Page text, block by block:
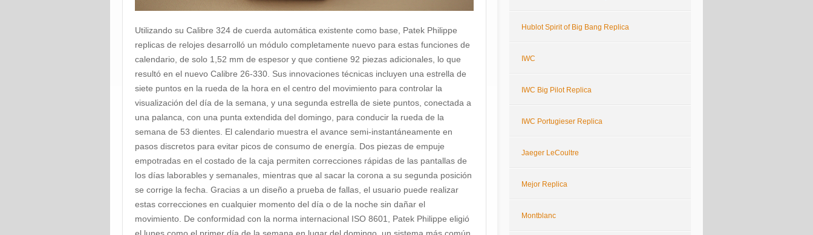
Utilizando su Calibre 324 de cuerda automática existente como base, Patek Philippe
replicas de relojes desarrolló un módulo completamente nuevo para estas funciones de
calendario, de solo 1,52 mm de espesor y que contiene 92 piezas adicionales, lo que
resultó en el nuevo Calibre 26-330. Sus innovaciones técnicas incluyen una estrella de
siete puntos en la rueda de la hora en el centro del movimiento para controlar la
visualización del día de la semana, y una segunda estrella de siete puntos, conectada a
una palanca, con una punta extendida del domingo, para conducir la rueda de la
semana de 53 dientes. El calendario muestra el avance semi-instantáneamente en
pasos discretos para evitar picos de consumo de energía. Dos piezas de empuje
empotradas en el costado de la caja permiten correcciones rápidas de las pantallas de
los días laborables y semanales, mientras que al sacar la corona a su segunda posición
se corrige la fecha. Gracias a un diseño a prueba de fallas, el usuario puede realizar
estas correcciones en cualquier momento del día o de la noche sin dañar el
movimiento. De conformidad con la norma internacional ISO 8601, Patek Philippe eligió
Hublot Spirit of Big Bang Replica
IWC
IWC Big Pilot Replica
IWC Portugieser Replica
Jaeger LeCoultre
Mejor Replica
Montblanc